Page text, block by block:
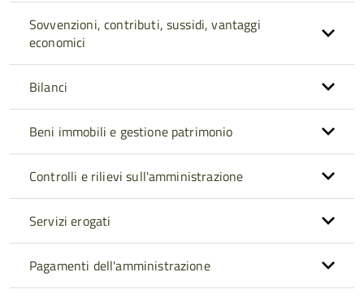
Sovvenzioni, contributi, sussidi, vantaggi
economici
Bilanci
Beni immobili e gestione patrimonio
Controlli e rilievi sull'amministrazione
Servizi erogati
Pagamenti dell'amministrazione